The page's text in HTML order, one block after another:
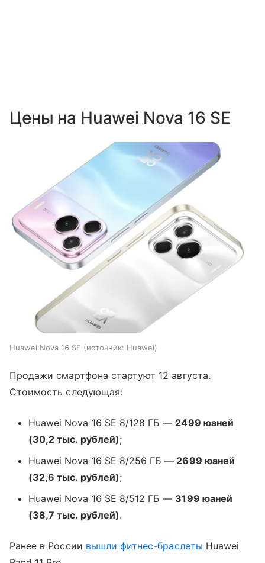
Цены на Huawei Nova 16 SE
Huawei Nova 16 SE источник: Huawei
Продажи смартфона стартуют 12 августа.
Стоимость следующая:
Huawei Nova 16 SE 8/128 ГБ —2499 юаней
(30,2 тыс. рублей);
Huawei Nova 16 SE 8/256 ГБ — 2699 юаней
(32,6 тыс. рублей);
Huawei Nova 16 SE 8/512 ГБ — 3199 юаней
(38,7 тыс. рублей).
Ранее в России вышли фитнес-браслеты Huawei